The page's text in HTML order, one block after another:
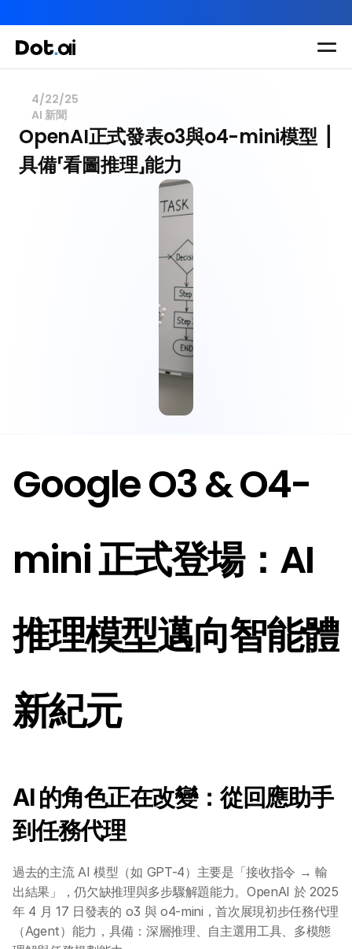
4/22/25
AI 新聞
OpenAI正式發表o3與o4-mini模型 ⎥
具備⸢看圖推理⸥能力
Google O3 & O4-
mini 正式登場：AI
推理模型邁向智能體
新紀元
AI 的角色正在改變：從回應助手
到任務代理
過去的主流 AI 模型（如 GPT-4）主要是「接收指令 → 輸
出結果」，仍欠缺推理與多步驟解題能力。OpenAI 於 2025
年 4 月 17 日發表的 o3 與 o4-mini，首次展現初步任務代理
（Agent）能力，具備：深層推理、自主選用工具、多模態
Dot.AI Academy
全港最貼地AI課程
三大恆常課程 主題課程
所有課程
實用課程
我們有三大課程